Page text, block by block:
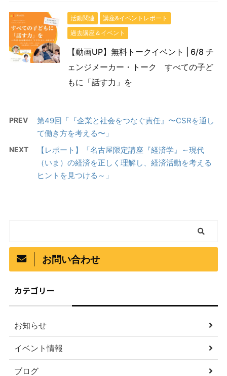
活動関連
講座&イベントレポート
過去講座＆イベント
【動画UP】無料トークイベント | 6/8 チ
ェンジメーカー・トーク すべての子ど
もに「話す力」を
PREV
第49回「『企業と社会をつなぐ責任』〜CSRを通し
て働き方を考える〜」
NEXT
【レポート】「名古屋限定講座『経済学』～現代
（いま）の経済を正しく理解し、経済活動を考える
ヒントを見つける～」
お問い合わせ
カテゴリー
お知らせ
イベント情報
ブログ